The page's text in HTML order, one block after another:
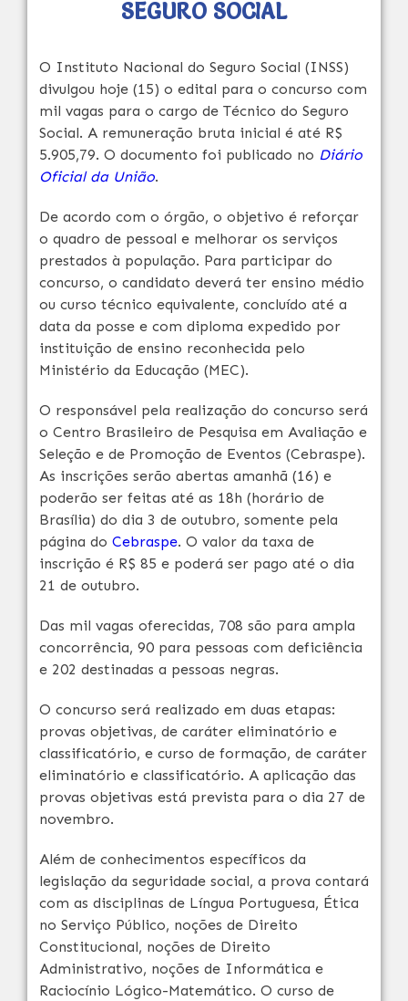
SEGURO SOCIAL
O Instituto Nacional do Seguro Social (INSS)
divulgou hoje (15) o edital para o concurso com
mil vagas para o cargo de Técnico do Seguro
Social. A remuneração bruta inicial é até R$
5.905,79. O documento foi publicado no Diário
Oficial da União.
De acordo com o órgão, o objetivo é reforçar
o quadro de pessoal e melhorar os serviços
prestados à população. Para participar do
concurso, o candidato deverá ter ensino médio
ou curso técnico equivalente, concluído até a
data da posse e com diploma expedido por
instituição de ensino reconhecida pelo
Ministério da Educação (MEC).
O responsável pela realização do concurso será
o Centro Brasileiro de Pesquisa em Avaliação e
Seleção e de Promoção de Eventos (Cebraspe).
As inscrições serão abertas amanhã (16) e
poderão ser feitas até as 18h (horário de
Brasília) do dia 3 de outubro, somente pela
página do Cebraspe. O valor da taxa de
inscrição é R$ 85 e poderá ser pago até o dia
21 de outubro.
Das mil vagas oferecidas, 708 são para ampla
concorrência, 90 para pessoas com deficiência
e 202 destinadas a pessoas negras.
O concurso será realizado em duas etapas:
provas objetivas, de caráter eliminatório e
classificatório, e curso de formação, de caráter
eliminatório e classificatório. A aplicação das
provas objetivas está prevista para o dia 27 de
novembro.
Além de conhecimentos específicos da
legislação da seguridade social, a prova contará
com as disciplinas de Língua Portuguesa, Ética
no Serviço Público, noções de Direito
Constitucional, noções de Direito
Administrativo, noções de Informática e
Raciocínio Lógico-Matemático. O curso de